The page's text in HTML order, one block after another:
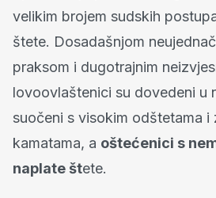
velikim brojem sudskih
štete. Dosadašnjom
praksom i dugotrajnim
lovoovlaštenici su dovedeni u
suočeni s visokim odštetama i
kamatama, a oštećenici s
naplate štete.